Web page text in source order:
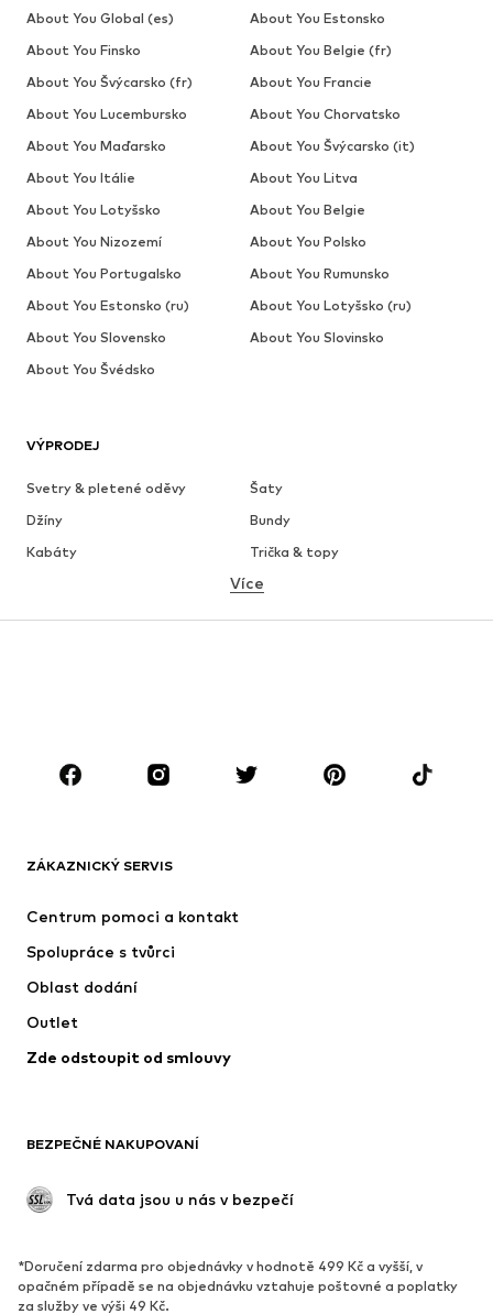
VÝPRODEJ
Svetry & pletené oděvy
Šaty
Džíny
Bundy
Kabáty
Trička & topy
Spodní prádlo
Doplňky
Premium
Nové
Bundy
Spodní prádlo
Kabáty
Plavky
Upcyklace
Nové
Oblíbené
Více
ZÁKAZNICKÝ SERVIS
Centrum pomoci a kontakt
Spolupráce s tvůrci
Oblast dodání
Outlet
Zde odstoupit od smlouvy
BEZPEČNÉ NAKUPOVANÍ
Tvá data jsou u nás v bezpečí
*Doručení zdarma pro objednávky v hodnotě 499 Kč a vyšší, v
opačném případě se na objednávku vztahuje poštovné a poplatky
za služby ve výši 49 Kč.
About You Global (es)
About You Estonsko
About You Finsko
About You Belgie (fr)
About You Švýcarsko (fr)
About You Francie
About You Lucembursko
About You Chorvatsko
About You Maďarsko
About You Švýcarsko (it)
About You Itálie
About You Litva
About You Lotyšsko
About You Belgie
About You Nizozemí
About You Polsko
About You Portugalsko
About You Rumunsko
About You Estonsko (ru)
About You Lotyšsko (ru)
About You Slovensko
About You Slovinsko
About You Švédsko